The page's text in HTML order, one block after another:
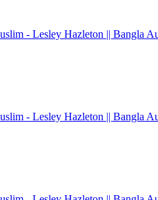
- Lesley Hazleton || Bangla
- Lesley Hazleton || Bangla